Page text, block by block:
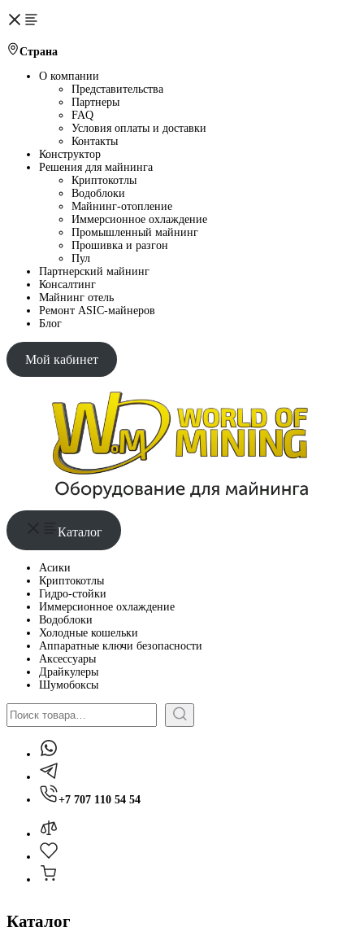
Страна
О компании
Представительства
Партнеры
FAQ
Условия оплаты и доставки
Контакты
Конструктор
Решения для майнинга
Криптокотлы
Водоблоки
Майнинг-отопление
Иммерсионное охлаждение
Промышленный майнинг
Прошивка и разгон
Пул
Партнерский майнинг
Консалтинг
Майнинг отель
Ремонт ASIC-майнеров
Блог
Мой кабинет
Каталог
Асики
Криптокотлы
Гидро-стойки
Иммерсионное охлаждение
Водоблоки
Холодные кошельки
Аппаратные ключи безопасности
Аксессуары
Драйкулеры
Шумобоксы
Поиск
+7 707 110 54 54
Каталог